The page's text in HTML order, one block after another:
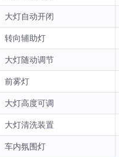
大灯自动开闭
转向辅助灯
大灯随动调节
前雾灯
大灯高度可调
大灯清洗装置
车内氛围灯